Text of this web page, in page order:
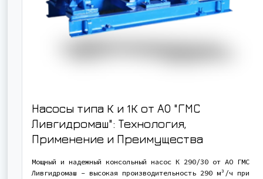
Насосы типа К и 1К от АО "ГМС
Ливгидромаш": Технология,
Применение и Преимущества
Мощный и надежный консольный насос К 290/30 от АО ГМС
Ливгидромаш - высокая производительность 290 м³/ч при